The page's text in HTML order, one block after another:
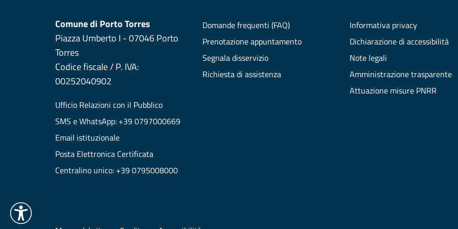
Comune di Porto Torres
Piazza Umberto I - 07046 Porto
Torres
Codice fiscale / P. IVA:
00252040902
Ufficio Relazioni con il Pubblico
SMS e WhatsApp: +39 0797000669
Email istituzionale
Posta Elettronica Certificata
Centralino unico: +39 0795008000
Domande frequenti (FAQ)
Prenotazione appuntamento
Segnala disservizio
Richiesta di assistenza
Informativa privacy
Dichiarazione di accessibilità
Note legali
Amministrazione trasparente
Attuazione misure PNRR